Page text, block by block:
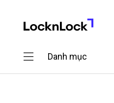
Danh mục